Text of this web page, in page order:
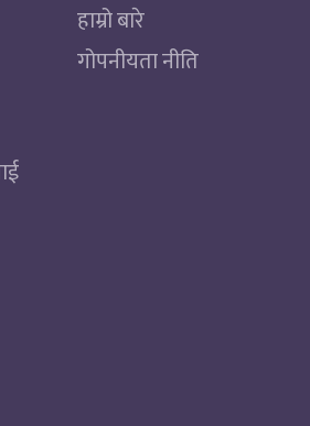
हाम्रो बारे
गोपनीयता नीति